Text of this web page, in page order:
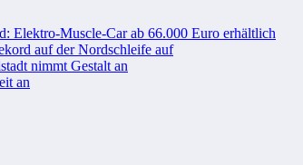
Elektro-Muscle-Car ab 66.000 Euro erhältlich
auf der Nordschleife auf
nimmt Gestalt an
an